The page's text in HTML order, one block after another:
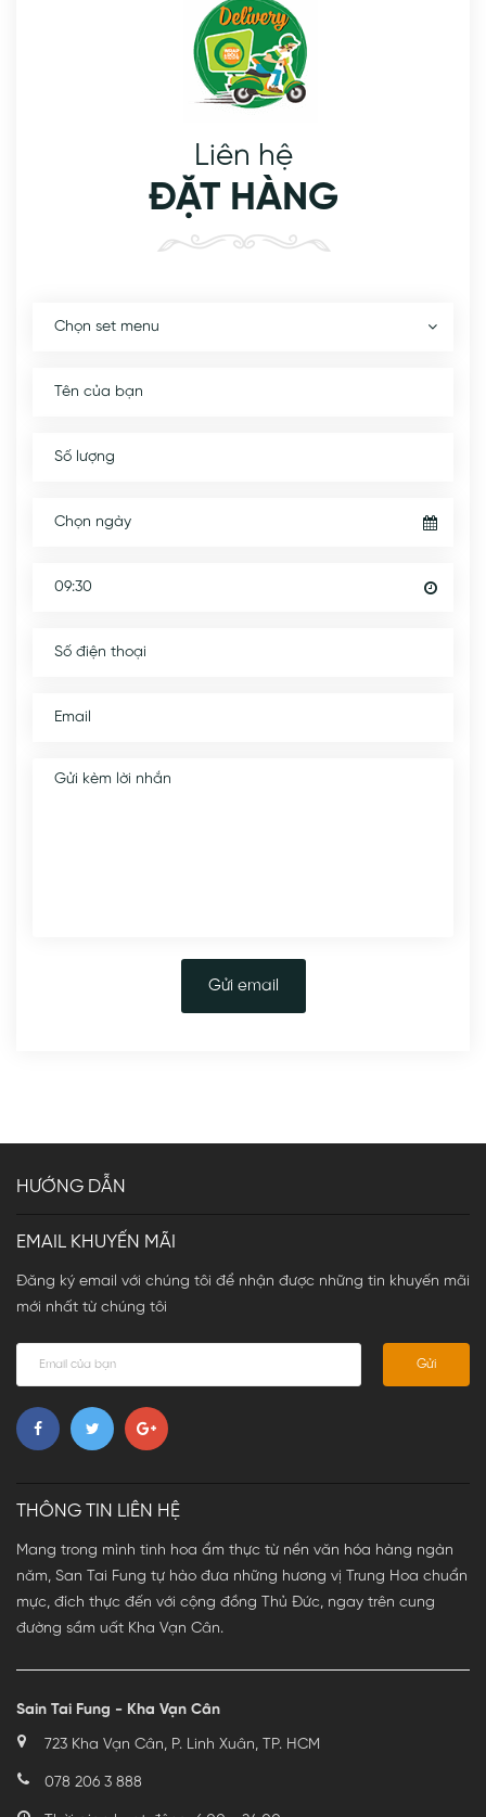
Liên hệ
ĐẶT HÀNG
Gửi email
HƯỚNG DẪN
EMAIL KHUYẾN MÃI
Đăng ký email với chúng tôi để nhận được những tin khuyến mãi
mới nhất từ chúng tôi
Gửi
THÔNG TIN LIÊN HỆ
Mang trong mình tinh hoa ẩm thực từ nền văn hóa hàng ngàn
năm, San Tai Fung tự hào đưa những hương vị Trung Hoa chuẩn
mực, đích thực đến với cộng đồng Thủ Đức, ngay trên cung
đường sầm uất Kha Vạn Cân.
Sain Tai Fung - Kha Vạn Cân
723 Kha Vạn Cân, P. Linh Xuân, TP. HCM
078 206 3 888